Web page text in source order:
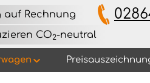
auf Rechnung
CO2-neutral